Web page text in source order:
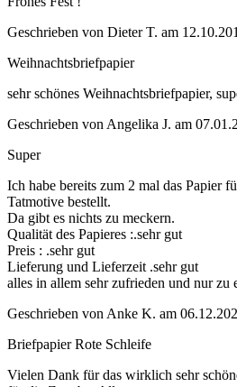
Geschrieben von Dieter T. am
Weihnachtsbriefpapier
sehr schönes Weihnachtsbriefpapier,
Geschrieben von Angelika J. am
Super
Ich habe bereits zum 2 mal das Papier
Tatmotive bestellt.
Da gibt es nichts zu meckern.
Qualität des Papieres :.sehr gut
Preis : .sehr gut
Lieferung und Lieferzeit .sehr gut
alles in allem sehr zufrieden und nur zu
Geschrieben von Anke K. am
Briefpapier Rote Schleife
Vielen Dank für das wirklich sehr